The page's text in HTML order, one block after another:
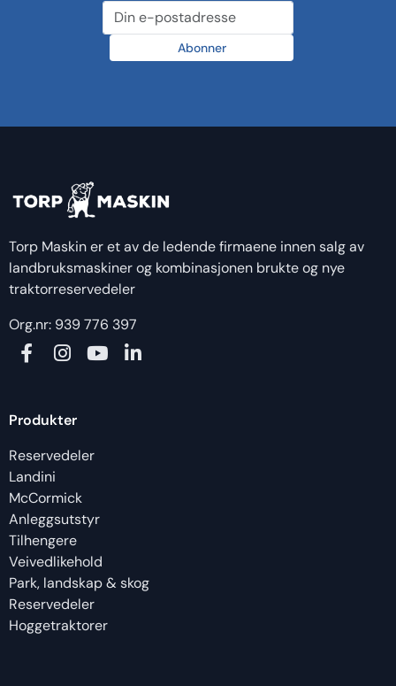
Abonner
Torp Maskin er et av de ledende firmaene innen salg av
landbruksmaskiner og kombinasjonen brukte og nye
traktorreservedeler
Org.nr: 939 776 397
Produkter
Reservedeler
Landini
McCormick
Anleggsutstyr
Tilhengere
Veivedlikehold
Park, landskap & skog
Reservedeler
Hoggetraktorer